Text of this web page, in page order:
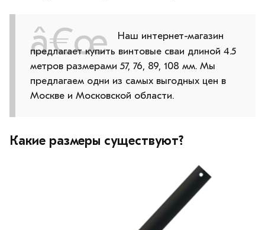
Наш интернет-магазин
предлагает купить винтовые сваи длиной 4.5
метров размерами 57, 76, 89, 108 мм. Мы
предлагаем одни из самых выгодных цен в
Москве и Московской области.
Какие размеры существуют?